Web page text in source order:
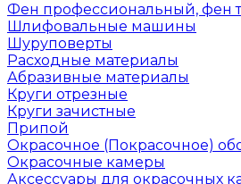
Фен профессиональный, фен
Шлифовальные машины
Шуруповерты
Расходные материалы
Абразивные материалы
Круги отрезные
Круги зачистные
Припой
Окрасочное (Покрасочное)
Окрасочные камеры
Аксессуары для окрасочных